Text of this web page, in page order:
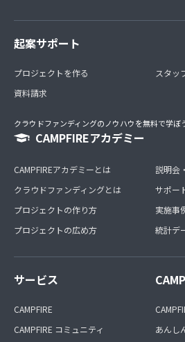
起案サポート
プロジェクトを作る
資料請求
スタッ
クラウドファンディングのノウハウを無料で学ぼ
CAMPFIREアカデミー
CAMPFIREアカデミーとは
クラウドファンディングとは
プロジェクトの作り方
プロジェクトの広め方
説明会
サポー
実施事
統計デ
サービス
CAMPFIRE
CAMPFIRE コミュニティ
あんし